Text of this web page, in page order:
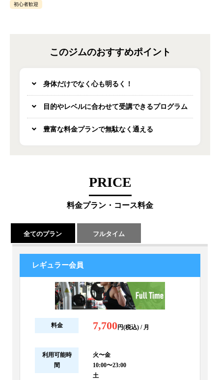
初心者歓迎
このジムのおすすめポイント
身体だけでなく心も明るく！
目的やレベルに合わせて受講できるプログラム
豊富な料金プランで無駄なく通える
PRICE
料金プラン・コース料金
全てのプラン フルタイム
レギュラー会員
料金 7,700円(税込) / 月
利用可能時
間
火〜金
10:00〜23:00
土